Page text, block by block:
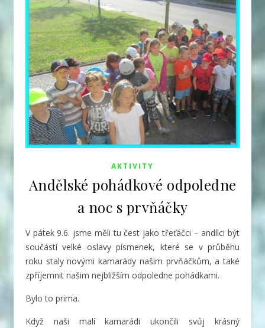
AKTIVITY
Andělské pohádkové odpoledne
a noc s prvňáčky
V pátek 9.6. jsme měli tu čest jako třeťáčci – andílci být
součástí velké oslavy písmenek, které se v průběhu
roku staly novými kamarády našim prvňáčkům, a také
zpříjemnit našim nejbližším odpoledne pohádkami.
Bylo to prima.
Když naši malí kamarádi ukončili svůj krásný